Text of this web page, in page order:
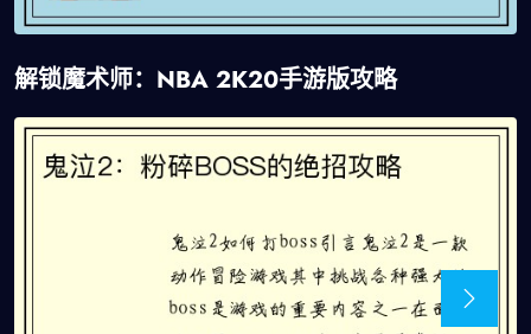
解锁魔术师：NBA 2K20手游版攻略